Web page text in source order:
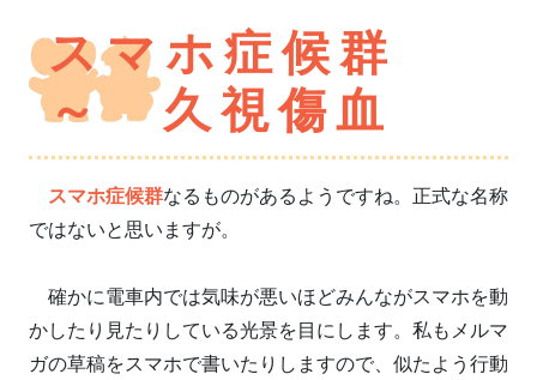
スマホ症候群
～ 久視傷血
スマホ症候群なるものがあるようですね。正式な名称
ではないと思いますが。
確かに電車内では気味が悪いほどみんながスマホを動
かしたり見たりしている光景を目にします。私もメルマ
ガの草稿をスマホで書いたりしますので、似たよう行動